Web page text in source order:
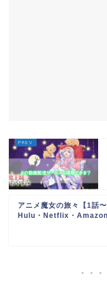
アニメ魔女の旅々【1話
Hulu・Netflix・